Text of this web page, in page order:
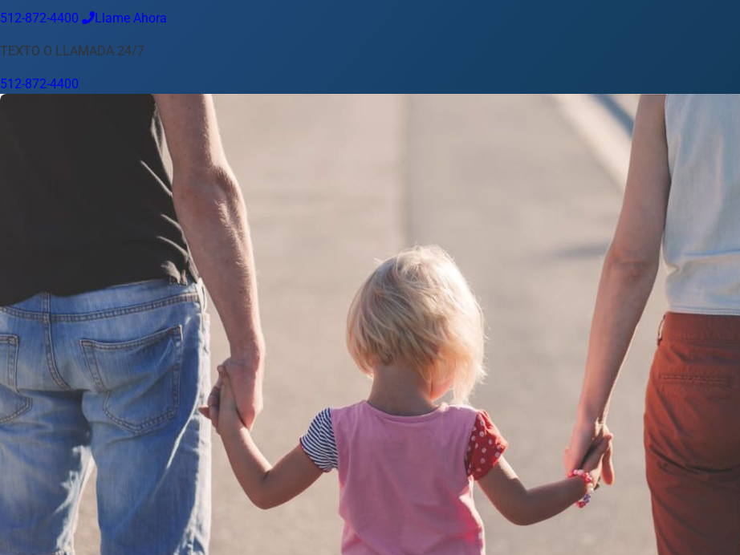
Français
Su Ubicación
Usar mi ubicación
Beaumont Corpus Christi Lubbock
512-872-4400 Llame Ahora
TEXTO O LLAMADA 24/7
512-872-4400